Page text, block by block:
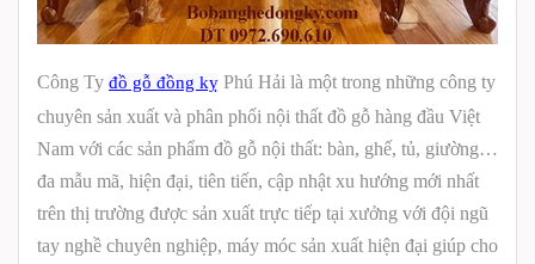
Công Ty đồ gỗ đồng kỵ Phú Hải là một trong những công ty
chuyên sản xuất và phân phối nội thất đồ gỗ hàng đầu Việt
Nam với các sản phẩm đồ gỗ nội thất: bàn, ghế, tủ, giường…
đa mẫu mã, hiện đại, tiên tiến, cập nhật xu hướng mới nhất
trên thị trường được sản xuất trực tiếp tại xưởng với đội ngũ
tay nghề chuyên nghiệp, máy móc sản xuất hiện đại giúp cho